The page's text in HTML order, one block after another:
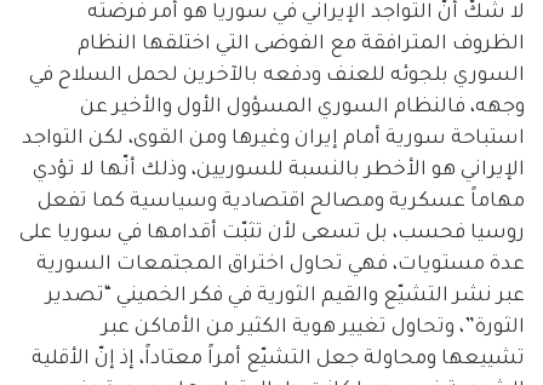
لا شكّ أنّ التواجد الإيراني في سوريا هو أمر فرضته
الظروف المترافقة مع الفوضى التي اختلقها النظام
السوري بلجوئه للعنف ودفعه بالآخرين لحمل السلاح في
وجهه، فالنظام السوري المسؤول الأول والأخير عن
استباحة سورية أمام إيران وغيرها ومن القوى، لكن التواجد
الإيراني هو الأخطر بالنسبة للسوريين، وذلك أنّها لا تؤدي
مهاماً عسكرية ومصالح اقتصادية وسياسية كما تفعل
روسيا فحسب، بل تسعى لأن تثبّت أقدامها في سوريا على
عدة مستويات، فهي تحاول اختراق المجتمعات السورية
عبر نشر التشيّع والقيم الثورية في فكر الخميني “تصدير
الثورة”، وتحاول تغيير هوية الكثير من الأماكن عبر
تشييعها ومحاولة جعل التشيّع أمراً معتاداً، إذ إنّ الأقلية